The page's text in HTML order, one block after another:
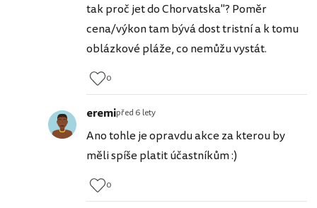
tak proč jet do Chorvatska"? Poměr
cena/výkon tam bývá dost tristní a k tomu
oblázkové pláže, co nemůžu vystát.
0
eremipřed 6 lety
Ano tohle je opravdu akce za kterou by
měli spíše platit účastníkům :)
0